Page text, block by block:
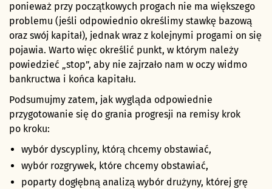
ponieważ przy początkowych progach nie ma większego
problemu (jeśli odpowiednio określimy stawkę bazową
oraz swój kapitał), jednak wraz z kolejnymi progami on się
pojawia. Warto więc określić punkt, w którym należy
powiedzieć „stop”, aby nie zajrzało nam w oczy widmo
bankructwa i końca kapitału.
Podsumujmy zatem, jak wygląda odpowiednie
przygotowanie się do grania progresji na remisy krok
po kroku:
wybór dyscypliny, którą chcemy obstawiać,
wybór rozgrywek, które chcemy obstawiać,
poparty dogłębną analizą wybór drużyny, której grę